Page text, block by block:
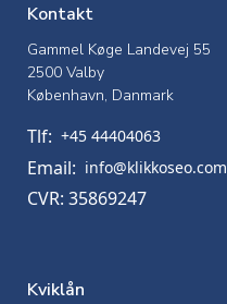
Kontakt
Gammel Køge Landevej 55
2500 Valby
København, Danmark
Tlf: +45 44404063
Email: info@klikkoseo.com
CVR: 35869247
Kviklån